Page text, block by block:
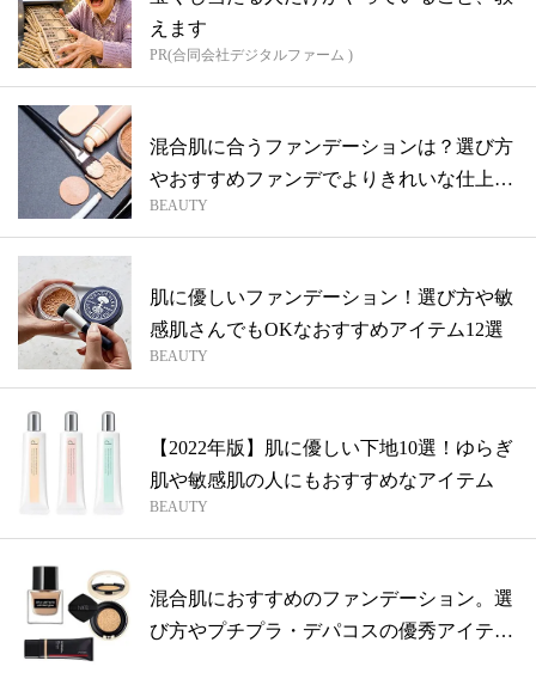
えます
PR(合同会社デジタルファーム )
混合肌に合うファンデーションは？選び方
やおすすめファンデでよりきれいな仕上が
りを...
BEAUTY
肌に優しいファンデーション！選び方や敏
感肌さんでもOKなおすすめアイテム12選
BEAUTY
【2022年版】肌に優しい下地10選！ゆらぎ
肌や敏感肌の人にもおすすめなアイテム
BEAUTY
混合肌におすすめのファンデーション。選
び方やプチプラ・デパコスの優秀アイテム